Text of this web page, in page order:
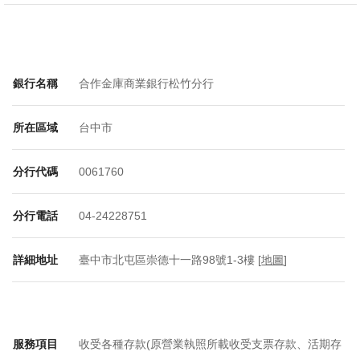
銀行名稱 合作金庫商業銀行松竹分行
所在區域 台中市
分行代碼 0061760
分行電話 04-24228751
詳細地址 臺中市北屯區崇德十一路98號1-3樓 [地圖]
服務項目
收受各種存款(原營業執照所載收受支票存款、活期存